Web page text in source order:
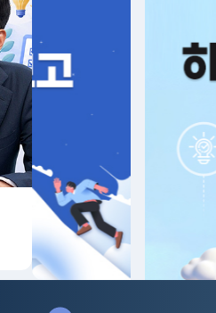
알
전국